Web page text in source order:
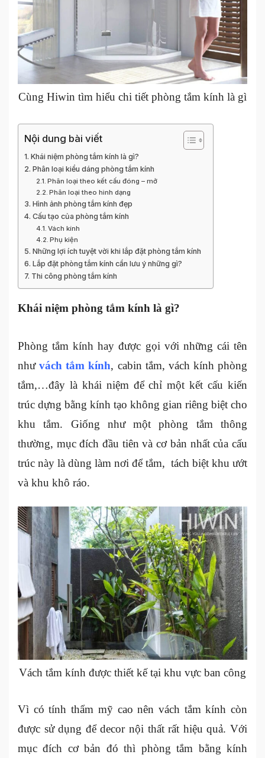
Cùng Hiwin tìm hiểu chi tiết phòng tắm kính là gì
Nội dung bài viết
Khái niệm phòng tắm kính là gì?
Phân loại kiểu dáng phòng tắm kính
Phân loại theo kết cấu đóng – mở
Phân loại theo hình dạng
Hình ảnh phòng tắm kính đẹp
Cấu tạo của phòng tắm kính
Vách kính
Phụ kiện
Những lợi ích tuyệt vời khi lắp đặt phòng tắm kính
Lắp đặt phòng tắm kính cần lưu ý những gì?
Thi công phòng tắm kính
Khái niệm phòng tắm kính là gì?
Phòng tắm kính hay được gọi với những cái tên
nhưvách tắm kính, cabin tắm, vách kính phòng
tắm,…đây là khái niệm để chỉ một kết cấu kiến
trúc dựng bằng kính tạo không gian riêng biệt cho
khu tắm. Giống như một phòng tắm thông
thường, mục đích đầu tiên và cơ bản nhất của cấu
trúc này là dùng làm nơi để tắm, tách biệt khu ướt
và khu khô ráo.
Vách tắm kính được thiết kế tại khu vực ban công
Vì có tính thẩm mỹ cao nên vách tắm kính còn
được sử dụng để decor nội thất rất hiệu quả. Với
mục đích cơ bản đó thì phòng tắm bằng kính